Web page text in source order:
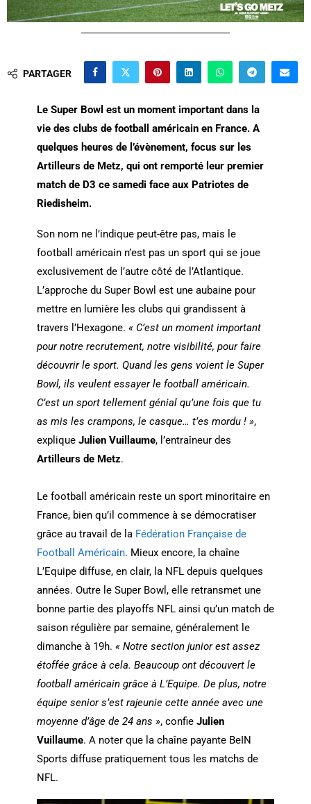
PARTAGER
Le Super Bowl est un moment important dans la
vie des clubs de football américain en France. A
quelques heures de l’évènement, focus sur les
Artilleurs de Metz, qui ont remporté leur premier
match de D3 ce samedi face aux Patriotes de
Riedisheim.
Son nom ne l’indique peut-être pas, mais le
football américain n’est pas un sport qui se joue
exclusivement de l’autre côté de l’Atlantique.
L’approche du Super Bowl est une aubaine pour
mettre en lumière les clubs qui grandissent à
travers l’Hexagone. « C’est un moment important
pour notre recrutement, notre visibilité, pour faire
découvrir le sport. Quand les gens voient le Super
Bowl, ils veulent essayer le football américain.
C’est un sport tellement génial qu’une fois que tu
as mis les crampons, le casque… t’es mordu ! »,
explique Julien Vuillaume, l’entraîneur des
Artilleurs de Metz.
Le football américain reste un sport minoritaire en
France, bien qu’il commence à se démocratiser
grâce au travail de la Fédération Française de
Football Américain. Mieux encore, la chaîne
L’Equipe diffuse, en clair, la NFL depuis quelques
années. Outre le Super Bowl, elle retransmet une
bonne partie des playoffs NFL ainsi qu’un match de
saison régulière par semaine, généralement le
dimanche à 19h. « Notre section junior est assez
étoffée grâce à cela. Beaucoup ont découvert le
football américain grâce à L’Equipe. De plus, notre
équipe senior s’est rajeunie cette année avec une
moyenne d’âge de 24 ans », confie Julien
Vuillaume. A noter que la chaîne payante BeIN
Sports diffuse pratiquement tous les matchs de
NFL.